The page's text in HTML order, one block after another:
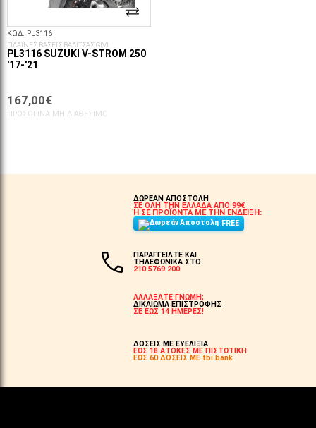
ΚΩΔ. PL3116
ΠΛΑΪΝΕΣ ΒΑΣΕΙΣ ΒΑΛΙΤΣΑΣ GIVI
PL3116 SUZUKI V-STROM 250
'17-'21
167,00€
ΠΡΟΣΩΡΙΝΆ ΜΗ ΔΙΑΘΈΣΙΜΟ
ΔΩΡΕΑΝ ΑΠΟΣΤΟΛΗ
ΣΕ ΟΛΗ ΤΗΝ ΕΛΛΑΔΑ ΑΠΟ 99€
Ή ΣΕ ΠΡΟΪΟΝΤΑ ΜΕ ΤΗΝ ΕΝΔΕΙΞΗ:
FREE
ΠΑΡΑΓΓΕΙΛΤΕ ΚΑΙ
ΤΗΛΕΦΩΝΙΚΑ ΣΤΟ
210.5769.200
ΑΛΛΑΞΑΤΕ ΓΝΩΜΗ;
ΔΙΚΑΙΩΜΑ ΕΠΙΣΤΡΟΦΗΣ
ΣΕ ΕΩΣ 14 ΗΜΕΡΕΣ!
ΔΟΣΕΙΣ ΜΕ ΕΥΕΛΙΞΙΑ
ΕΩΣ 18 ΑΤΟΚΕΣ ΜΕ ΠΙΣΤΩΤΙΚΗ
ΕΩΣ 60 ΔΟΣΕΙΣ ΜΕ tbi bank